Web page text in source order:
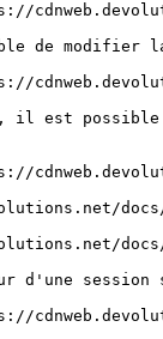
de modifier
il est
docs/
docs/
d'une session